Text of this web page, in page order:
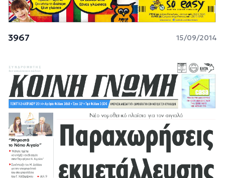
3967 15/09/2014